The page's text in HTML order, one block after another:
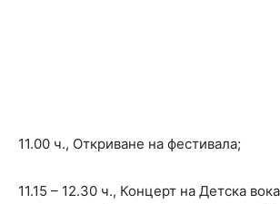
11.00 ч., Откриване на фестивала;
11.15 – 12.30 ч., Концерт на Детска